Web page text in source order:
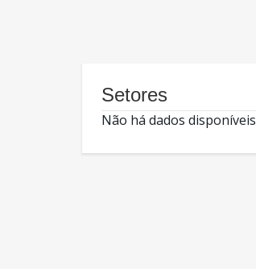
Setores
Não há dados disponíveis